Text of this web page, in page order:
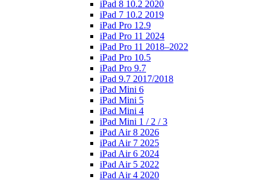
iPad 8 10.2 2020
iPad 7 10.2 2019
iPad Pro 12.9
iPad Pro 11 2024
iPad Pro 11 2018–2022
iPad Pro 10.5
iPad Pro 9.7
iPad 9.7 2017/2018
iPad Mini 6
iPad Mini 5
iPad Mini 4
iPad Mini 1 / 2 / 3
iPad Air 8 2026
iPad Air 7 2025
iPad Air 6 2024
iPad Air 5 2022
iPad Air 4 2020